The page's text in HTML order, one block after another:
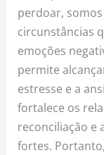
perdoar,
circunstâncias
emoções
permite
estresse e a
fortalece os
reconciliação e
fortes.